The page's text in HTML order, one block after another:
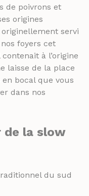
de poivrons et
origines
servi
foyers cet
à l’origine
laisse de la place
bocal que vous
dans nos
de la slow